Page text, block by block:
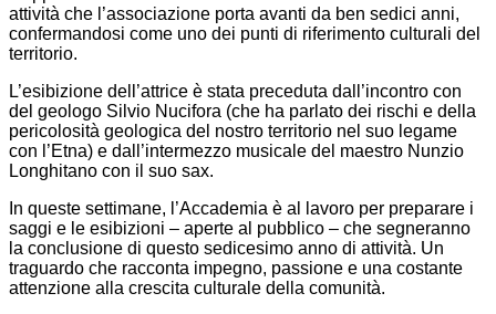
attività che l’associazione porta avanti da ben sedici anni,
confermandosi come uno dei punti di riferimento culturali del
territorio.
L’esibizione dell’attrice è stata preceduta dall’incontro con
del geologo Silvio Nucifora (che ha parlato dei rischi e della
pericolosità geologica del nostro territorio nel suo legame
con l’Etna) e dall’intermezzo musicale del maestro Nunzio
Longhitano con il suo sax.
In queste settimane, l’Accademia è al lavoro per preparare i
saggi e le esibizioni – aperte al pubblico – che segneranno
la conclusione di questo sedicesimo anno di attività. Un
traguardo che racconta impegno, passione e una costante
attenzione alla crescita culturale della comunità.